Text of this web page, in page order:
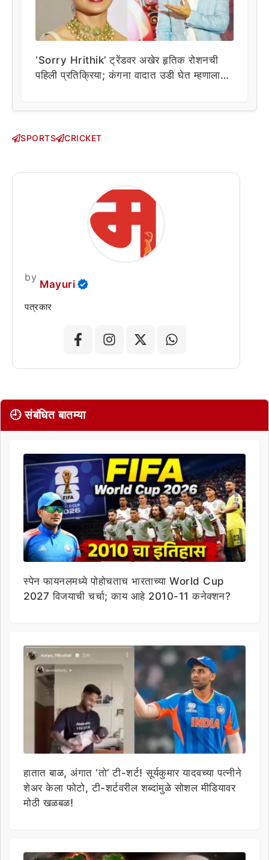
‘Sorry Hrithik’ ट्रेंडवर अखेर हृतिक रोशनची
पहिली प्रतिक्रिया; कंगना वादात उडी घेत म्हणाला…
SPORTS CRICKET
by
Mayuri
पत्रकार
🕘 संबंधित बातम्या
स्पेन फायनलमध्ये पोहोचताच भारताच्या World Cup
2027 विजयाची चर्चा; काय आहे 2010-11 कनेक्शन?
हातात बाळ, अंगात ‘तो’ टी-शर्ट! सूर्यकुमार यादवच्या पत्नीने
शेअर केला फोटो, टी-शर्टवरील शब्दांमुळे सोशल मीडियावर
मोठी खळबळ!